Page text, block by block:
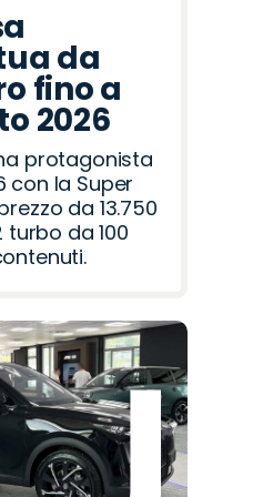
da
fino a
2026
protagonista
con la Super
da 13.750
turbo da 100